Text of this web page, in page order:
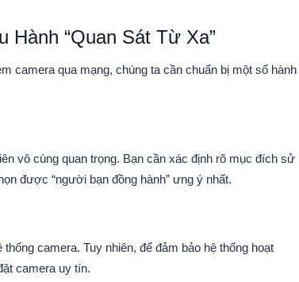
Hành “Quan Sát Từ Xa”
camera qua mạng, chúng ta cần chuẩn bị một số hành
vô cùng quan trọng. Bạn cần xác định rõ mục đích sử
được “người bạn đồng hành” ưng ý nhất.
camera. Tuy nhiên, để đảm bảo hệ thống hoạt
camera uy tín.